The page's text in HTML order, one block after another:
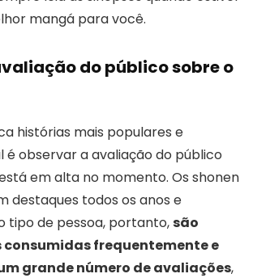
mangá para você.
do público sobre o
histórias mais populares e
é observar a avaliação do público
em alta no momento. Os shonen
destaques todos os anos e
tipo de pessoa, portanto,são
frequentemente e
grande número de avaliações,